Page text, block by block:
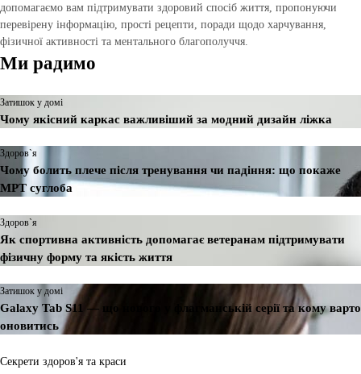
допомагаємо вам підтримувати здоровий спосіб життя, пропонуючи
перевірену інформацію, прості рецепти, поради щодо харчування,
фізичної активності та ментального благополуччя.
Ми радимо
Затишок у домі
Чому якісний каркас важливіший за модний дизайн ліжка
Здоров`я
Чому болить плече після тренування чи падіння: що покаже
МРТ суглоба
Здоров`я
Як спортивна активність допомагає ветеранам підтримувати
фізичну форму та якість життя
Затишок у домі
Galaxy Tab S11 — що нового у флагманській серії та кому варто
оновитись
Секрети здоров'я та краси